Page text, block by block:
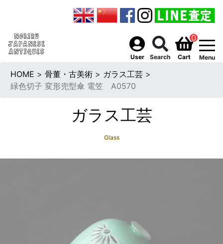
User Search
0
Cart Menu
HOME > 骨董・古美術 > ガラス工芸 >
緑色切子 変形兜型傘 電笠 A0570
ガラス工芸
Glass